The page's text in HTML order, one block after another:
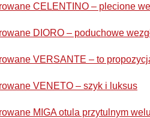
CELENTINO – plecione
DIORO – poduchowe
VERSANTE – to
VENETO – szyk i luksus
MIGA otula przytulnym